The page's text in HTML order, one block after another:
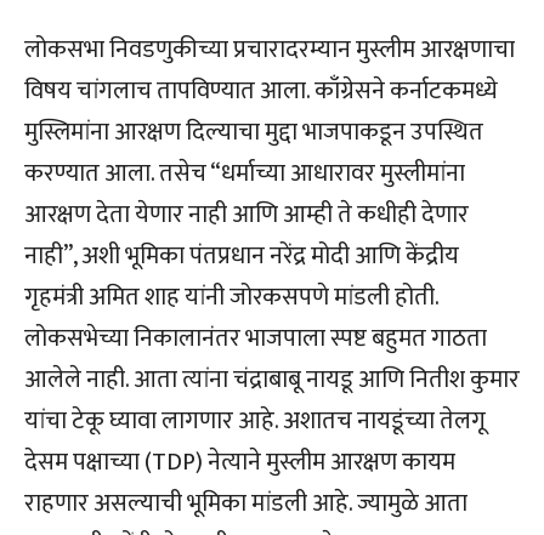
लोकसभा निवडणुकीच्या प्रचारादरम्यान मुस्लीम आरक्षणाचा
विषय चांगलाच तापविण्यात आला. काँग्रेसने कर्नाटकमध्ये
मुस्लिमांना आरक्षण दिल्याचा मुद्दा भाजपाकडून उपस्थित
करण्यात आला. तसेच “धर्माच्या आधारावर मुस्लीमांना
आरक्षण देता येणार नाही आणि आम्ही ते कधीही देणार
नाही”, अशी भूमिका पंतप्रधान नरेंद्र मोदी आणि केंद्रीय
गृहमंत्री अमित शाह यांनी जोरकसपणे मांडली होती.
लोकसभेच्या निकालानंतर भाजपाला स्पष्ट बहुमत गाठता
आलेले नाही. आता त्यांना चंद्राबाबू नायडू आणि नितीश कुमार
यांचा टेकू घ्यावा लागणार आहे. अशातच नायडूंच्या तेलगू
देसम पक्षाच्या (TDP) नेत्याने मुस्लीम आरक्षण कायम
राहणार असल्याची भूमिका मांडली आहे. ज्यामुळे आता